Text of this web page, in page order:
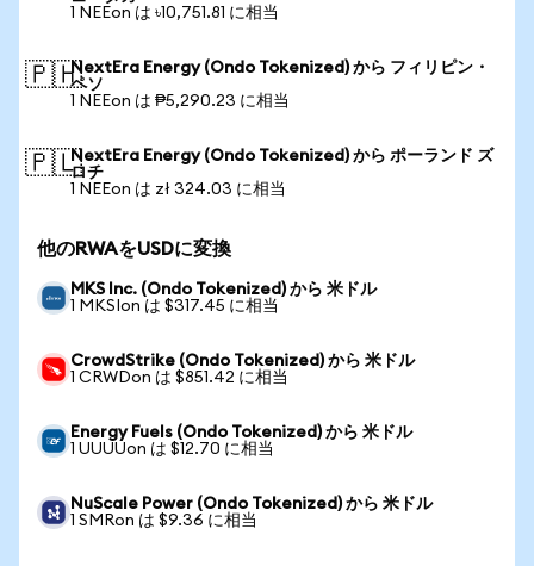
1 NEEon は ৳10,751.81 に相当
🇵🇭NextEra Energy (Ondo Tokenized) から フィリピン・
ペソ
1 NEEon は ₱5,290.23 に相当
🇵🇱NextEra Energy (Ondo Tokenized) から ポーランド ズ
ロチ
1 NEEon は zł 324.03 に相当
他のRWAをUSDに変換
MKS Inc. (Ondo Tokenized) から 米ドル
1 MKSIon は $317.45 に相当
CrowdStrike (Ondo Tokenized) から 米ドル
1 CRWDon は $851.42 に相当
Energy Fuels (Ondo Tokenized) から 米ドル
1 UUUUon は $12.70 に相当
NuScale Power (Ondo Tokenized) から 米ドル
1 SMRon は $9.36 に相当